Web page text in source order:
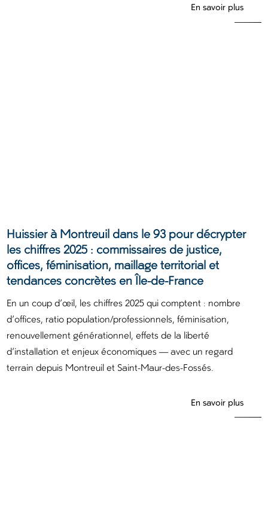
En savoir plus
Huissier à Montreuil dans le 93 pour décrypter
les chiffres 2025 : commissaires de justice,
offices, féminisation, maillage territorial et
tendances concrètes en Île-de-France
En un coup d’œil, les chiffres 2025 qui comptent : nombre
d’offices, ratio population/professionnels, féminisation,
renouvellement générationnel, effets de la liberté
d’installation et enjeux économiques — avec un regard
terrain depuis Montreuil et Saint-Maur-des-Fossés.
En savoir plus